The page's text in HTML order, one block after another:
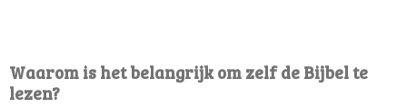
Waarom is het belangrijk om zelf de Bijbel te
lezen?